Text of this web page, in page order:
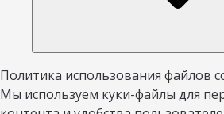
Политика использования файлов
Мы используем куки-файлы для